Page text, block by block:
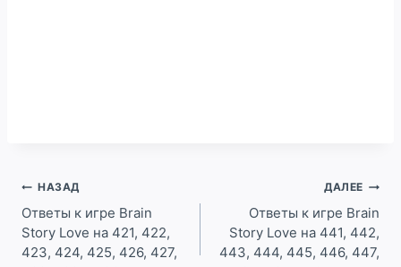
Навигация
по
записям
НАЗАД
Ответы к игре Brain
Story Love на 421, 422,
423, 424, 425, 426, 427,
ДАЛЕЕ
Ответы к игре Brain
Story Love на 441, 442,
443, 444, 445, 446, 447,